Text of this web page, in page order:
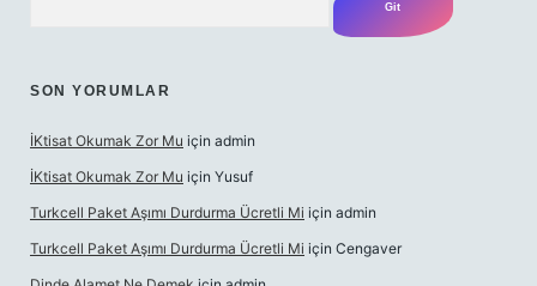
SON YORUMLAR
İKtisat Okumak Zor Mu için admin
İKtisat Okumak Zor Mu için Yusuf
Turkcell Paket Aşımı Durdurma Ücretli Mi için admin
Turkcell Paket Aşımı Durdurma Ücretli Mi için Cengaver